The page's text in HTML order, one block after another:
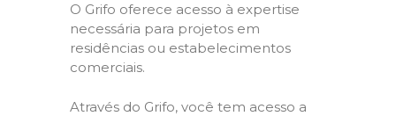
O Grifo oferece acesso à expertise
necessária para projetos em
residências ou estabelecimentos
comerciais.
Através do Grifo, você tem acesso a